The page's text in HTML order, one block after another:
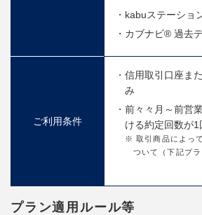
kabuステーショ
カブナビ® 過去
ご利用条件
信用取引口座ま
み
前々々月～前営
ける約定回数が1
※ 取引商品によっ
ついて（下記プ
プラン適用ルール等